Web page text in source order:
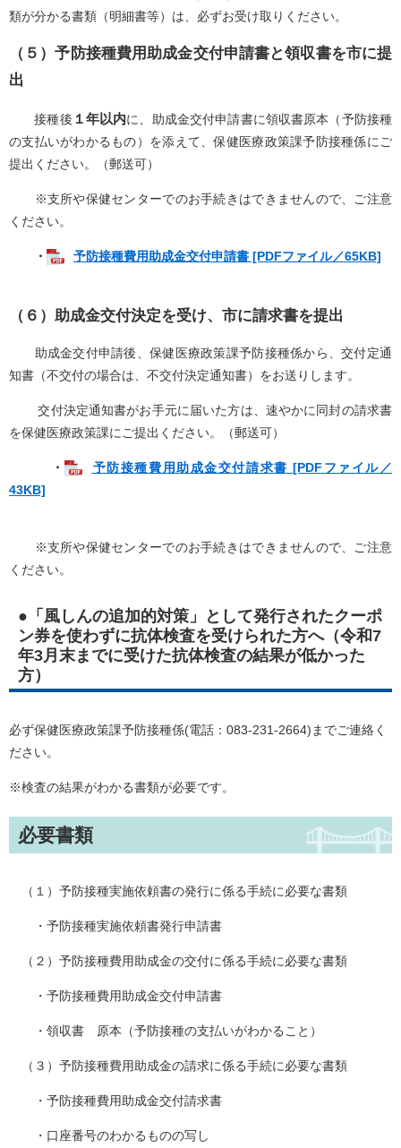
類が分かる書類（明細書等）は、必ずお受け取りください。
（５）予防接種費用助成金交付申請書と領収書を市に提
出
接種後 １年以内に、助成金交付申請書に領収書原本（予防接種
の支払いがわかるもの）を添えて、保健医療政策課予防接種係にご
提出ください。（郵送可）
※支所や保健センターでのお手続きはできませんので、ご注意
ください。
・ 予防接種費用助成金交付申請書 [PDFファイル／65KB]
（６）助成金交付決定を受け、市に請求書を提出
助成金交付申請後、保健医療政策課予防接種係から、交付定通
知書（不交付の場合は、不交付決定通知書）をお送りします。
交付決定通知書がお手元に届いた方は、速やかに同封の請求書
を保健医療政策課にご提出ください。（郵送可）
・
予防接種費用助成金交付請求書 [PDFファイル／
43KB]
※支所や保健センターでのお手続きはできませんので、ご注意
ください。​
●「風しんの追加的対策」として発行されたクーポ
ン券を使わずに抗体検査を受けられた方へ（令和7
年3月末までに受けた抗体検査の結果が低かった
方）
必ず保健医療政策課予防接種係(電話：083-231-2664)までご連絡く
ださい。
※検査の結果がわかる書類が必要です。
必要書類
（１）予防接種実施依頼書の発行に係る手続に必要な書類
・予防接種実施依頼書発行申請書
（２）予防接種費用助成金の交付に係る手続に必要な書類
・予防接種費用助成金交付申請書
・領収書 原本（予防接種の支払いがわかること）
（３）予防接種費用助成金の請求に係る手続に必要な書類
・予防接種費用助成金交付請求書
・口座番号のわかるものの写し